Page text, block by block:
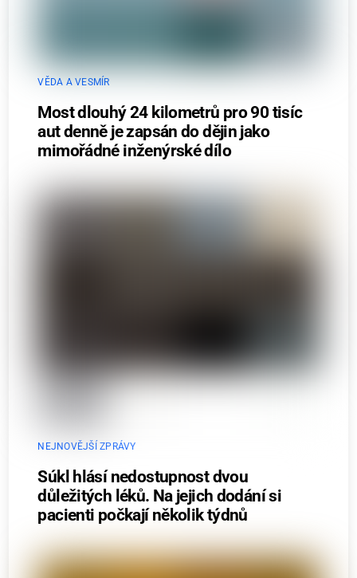
VĚDA A VESMÍR
Most dlouhý 24 kilometrů pro 90 tisíc
aut denně je zapsán do dějin jako
mimořádné inženýrské dílo
NEJNOVĚJŠÍ ZPRÁVY
Súkl hlásí nedostupnost dvou
důležitých léků. Na jejich dodání si
pacienti počkají několik týdnů